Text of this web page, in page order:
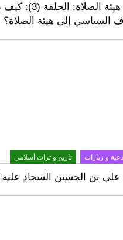
مناظرات هيئة الصلاة:
السياسي إلى هيئة الصلاة؟
أدعية و زيارات تاريخ و تراث أسلامي
علي بن الحسين السجاد عليه